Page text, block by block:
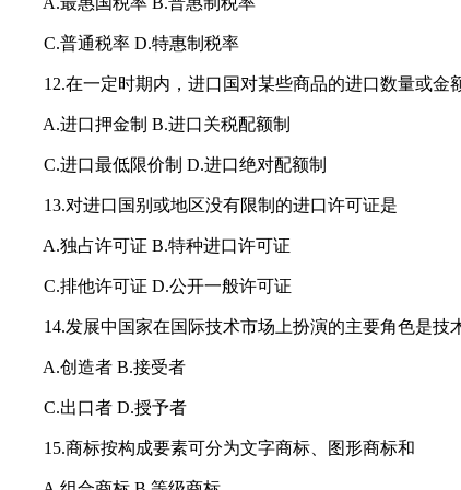
C.普通税率 D.特惠制税率
12.在一定时期内，进口国对某些商品的进口数量或金
A.进口押金制 B.进口关税配额制
C.进口最低限价制 D.进口绝对配额制
13.对进口国别或地区没有限制的进口许可证是
A.独占许可证 B.特种进口许可证
C.排他许可证 D.公开一般许可证
14.发展中国家在国际技术市场上扮演的主要角色是技
A.创造者 B.接受者
C.出口者 D.授予者
15.商标按构成要素可分为文字商标、图形商标和